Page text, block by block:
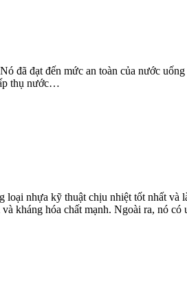
đã đạt đến mức an toàn của nước uống
thụ nước…
nhựa kỹ thuật chịu nhiệt tốt nhất và
kháng hóa chất mạnh. Ngoài ra, nó có